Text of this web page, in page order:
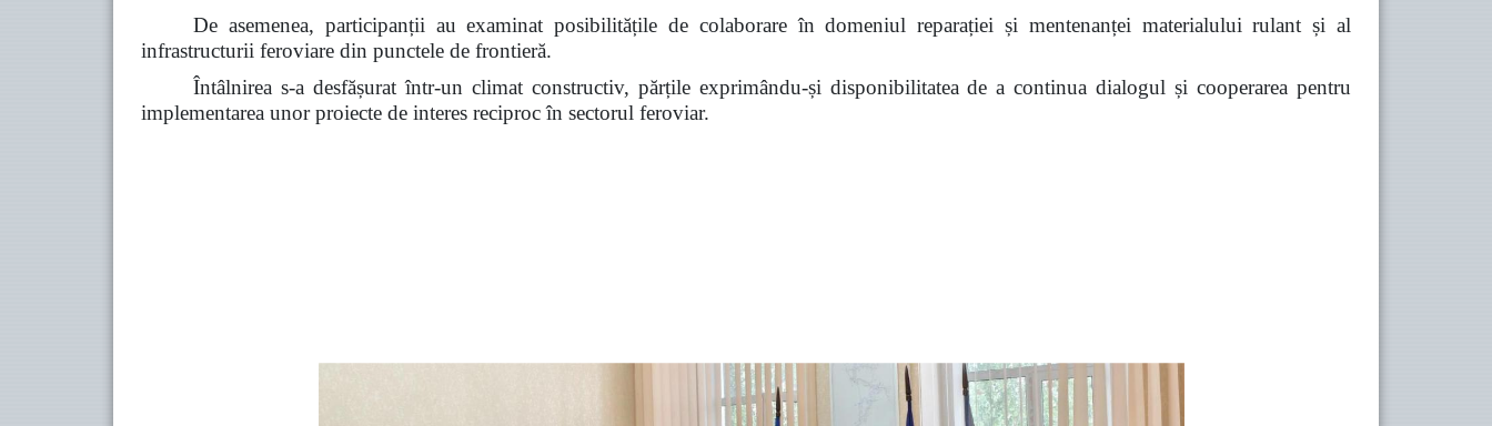
De asemenea, participanții au examinat posibilitățile de colaborare în domeniul reparației și mentenanței materialului rulant și al
infrastructurii feroviare din punctele de frontieră.
Întâlnirea s-a desfășurat într-un climat constructiv, părțile exprimându-și disponibilitatea de a continua dialogul și cooperarea pentru
implementarea unor proiecte de interes reciproc în sectorul feroviar.